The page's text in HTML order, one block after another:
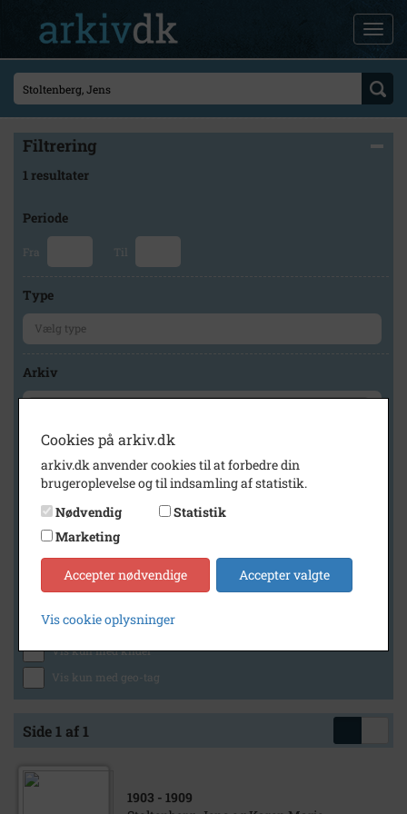
Filtrering
1 resultater
Periode
Fra Til
Type
Arkiv
Geografi
Generelt
Vis kun med billeder
Vis kun med lydklip
Vis kun med kilder
Vis kun med geo-tag
Side 1 af 1
1903 - 1909
Cookies på arkiv.dk
arkiv.dk anvender cookies til at forbedre din
brugeroplevelse og til indsamling af statistik.
Nødvendig
Statistik
Marketing
Accepter nødvendige Accepter valgte
Vis cookie oplysninger